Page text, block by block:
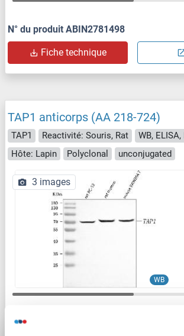
N° du produit ABIN2781498
Fiche technique
TAP1 anticorps (AA 218-724)
TAP1 Reactivité: Souris, Rat
WB, ELISA,
Hôte: Lapin
Polyclonal unconjugated
WB
3 images
N° du produit ABIN7600660